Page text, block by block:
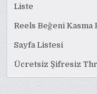
Liste
Reels Beğeni Kasma
Sayfa Listesi
Ücretsiz Şifresiz